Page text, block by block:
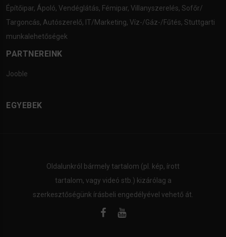
Építőipar, Ápoló, Vendéglátás, Fémipar, Villanyszerelés, Sofőr/
Targoncás, Autószerelő, IT/Marketing, Víz-/Gáz-/Fűtés, Stuttgarti
munkalehetőségek
PARTNEREINK
Jooble
EGYEBEK
Oldalunkról bármely tartalom (pl. kép, írott
tartalom, vagy videó stb.) kizárólag a
szerkesztőségünk írásbeli engedélyével vehető át.